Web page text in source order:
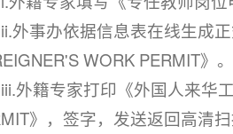
ii.外事办依据信息表在线生成
WORK PERMIT》。
iii.外籍专家打印《外国人来华
》，签字，发送返回高清扫